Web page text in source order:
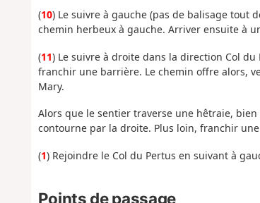
(10) Le suivre à gauche (pas de balisage tout
chemin herbeux à gauche. Arriver ensuite à
(11) Le suivre à droite dans la direction Col
franchir une barrière. Le chemin offre alors,
Mary.
Alors que le sentier traverse une hêtraie,
contourne par la droite. Plus loin, franchir
(1) Rejoindre le Col du Pertus en suivant à
Points de passage